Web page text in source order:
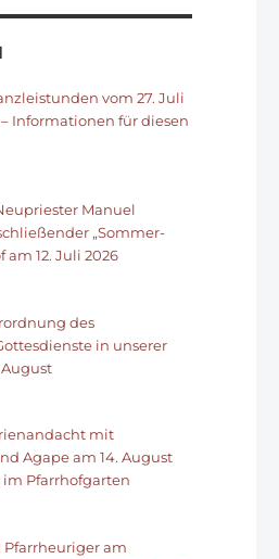
vom 27. Juli
– Informationen für diesen
Manuel
„Sommer-
am 12. Juli 2026
des
in unserer
mit
Agape am 14. August
im Pfarrhofgarten
Pfarrheuriger am